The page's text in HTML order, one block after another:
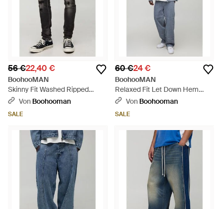
56 €22,40 €
BoohooMAN
Skinny Fit Washed Ripped
Jeans - Schwarz
Von Boohooman
SALE
60 €24 €
BoohooMAN
Relaxed Fit Let Down Hem
Jeans - Blau
Von Boohooman
SALE